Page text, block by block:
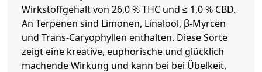
Wirkstoffgehalt von 26,0 % THC und ≤ 1,0 % CBD.
An Terpenen sind Limonen, Linalool, β-Myrcen
und Trans-Caryophyllen enthalten. Diese Sorte
zeigt eine kreative, euphorische und glücklich
machende Wirkung und kann bei bei Übelkeit,